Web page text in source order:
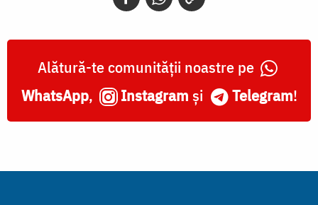
Alătură-te comunității noastre pe
WhatsApp, Instagram și Telegram!